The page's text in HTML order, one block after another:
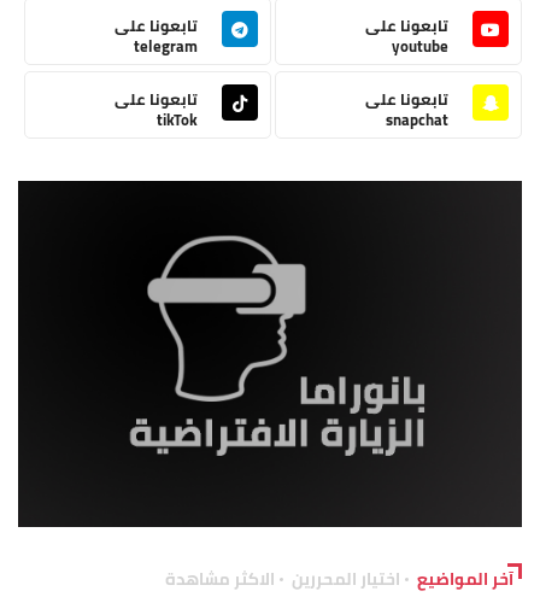
تابعونا على
youtube
تابعونا على
telegram
تابعونا على
snapchat
تابعونا على
tikTok
آخر المواضيع اختيار المحررين الاكثر مشاهدة